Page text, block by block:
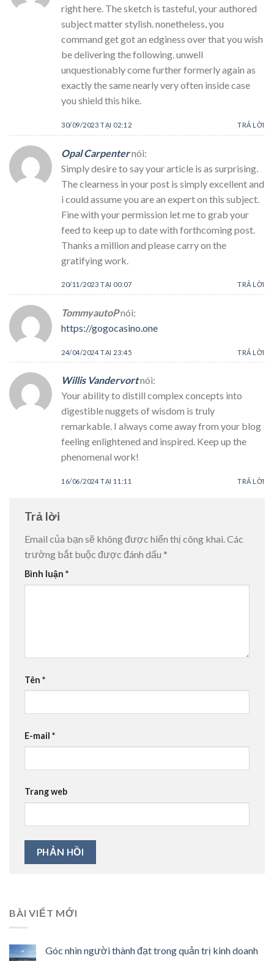
right here. The sketch is tasteful, your authored
subject matter stylish. nonetheless, you
command get got an edginess over that you wish
be delivering the following. unwell
unquestionably come further formerly again as
exactly the same nearly very often inside case
you shield this hike.
30/09/2023 TẠI 02:12 TRẢ LỜI
Opal Carpenternói:
Simply desire to say your article is as surprising.
The clearness in your post is simply excellent and
i could assume you are an expert on this subject.
Fine with your permission let me to grab your
feed to keep up to date with forthcoming post.
Thanks a million and please carry on the
gratifying work.
20/11/2023 TẠI 00:07 TRẢ LỜI
TommyautoPnói:
https://gogocasino.one
24/04/2024 TẠI 23:45 TRẢ LỜI
Willis Vandervortnói:
Your ability to distill complex concepts into
digestible nuggets of wisdom is truly
remarkable. I always come away from your blog
feeling enlightened and inspired. Keep up the
phenomenal work!
16/06/2024 TẠI 11:11 TRẢ LỜI
Trả lời
Email của bạn sẽ không được hiển thị công khai.Các
trường bắt buộc được đánh dấu *
Bình luận *
Tên *
E-mail *
Trang web
BÀI VIẾT MỚI
Góc nhìn người thành đạt trong quản trị kinh doanh